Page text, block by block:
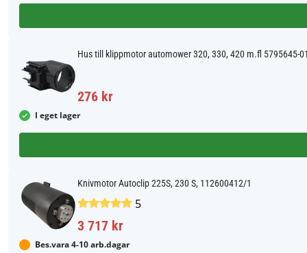
Hus till klippmotor automower 320, 330, 420 m.fl 5795645-01
276 kr
I eget lager
Knivmotor Autoclip 225S, 230 S, 112600412/1
5
3 717 kr
Bes.vara 4-10 arb.dagar